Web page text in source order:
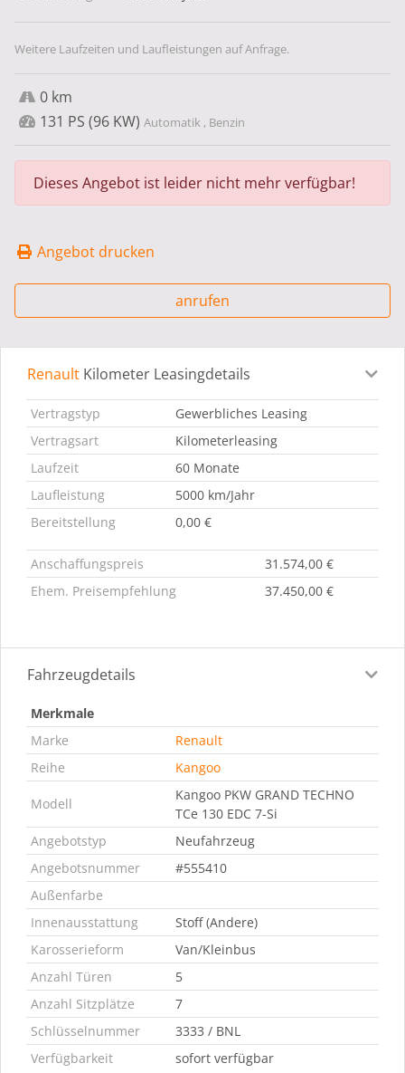
Weitere Laufzeiten und Laufleistungen auf Anfrage.
0 km
131 PS (96 KW) Automatik , Benzin
Dieses Angebot ist leider nicht mehr verfügbar!
Angebot drucken
anrufen
Leasingdetails Fahrzeugdetails
Renault Kilometer Leasingdetails
Vertragstyp
Gewerbliches Leasing
Vertragsart
Kilometerleasing
Laufzeit
60 Monate
Laufleistung
5000 km/Jahr
Bereitstellung
0,00 €
Anschaffungspreis
31.574,00 €
Ehem. Preisempfehlung
37.450,00 €
Fahrzeugdetails
Merkmale
Marke
Renault
Reihe
Kangoo
Modell
Kangoo PKW GRAND TECHNO
TCe 130 EDC 7-Si
Angebotstyp
Neufahrzeug
Angebotsnummer
#555410
Außenfarbe
Innenausstattung
Stoff (Andere)
Karosserieform
Van/Kleinbus
Anzahl Türen
5
Anzahl Sitzplätze
7
Schlüsselnummer
3333 / BNL
Verfügbarkeit
sofort verfügbar